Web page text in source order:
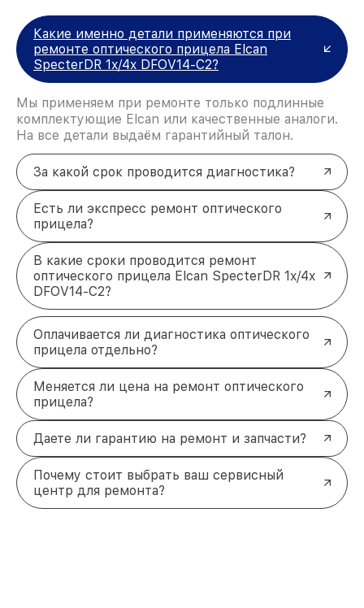
Какие именно детали применяются при
ремонте оптического прицела Elcan
SpecterDR 1x/4x DFOV14-C2?
Мы применяем при ремонте только подлинные
комплектующие Elcan или качественные аналоги.
На все детали выдаём гарантийный талон.
За какой срок проводится диагностика?
Есть ли экспресс ремонт оптического
прицела?
В какие сроки проводится ремонт
оптического прицела Elcan SpecterDR 1x/4x
DFOV14-C2?
Оплачивается ли диагностика оптического
прицела отдельно?
Меняется ли цена на ремонт оптического
прицела?
Даете ли гарантию на ремонт и запчасти?
Почему стоит выбрать ваш сервисный
центр для ремонта?